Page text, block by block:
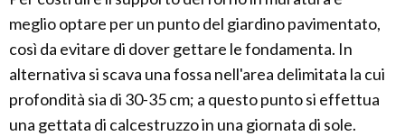
meglio optare per un punto del giardino pavimentato,
così da evitare di dover gettare le fondamenta. In
alternativa si scava una fossa nell'area delimitata la cui
profondità sia di 30-35 cm; a questo punto si effettua
una gettata di calcestruzzo in una giornata di sole.